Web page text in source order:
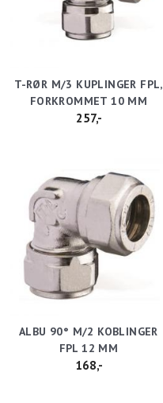
T-RØR M/3 KUPLINGER FPL,
FORKROMMET 10 MM
257,-
ALBU 90° M/2 KOBLINGER
FPL 12 MM
168,-